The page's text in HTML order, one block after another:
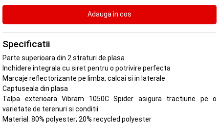
Specificatii
Parte superioara din 2 straturi de plasa
Inchidere integrala cu siret pentru o potrivire perfecta
Marcaje reflectorizante pe limba, calcai si in laterale
Captuseala din plasa
Talpa exterioara Vibram 1050C Spider asigura tractiune pe o
varietate de terenuri si conditii
Material: 80% polyester; 20% recycled polyester